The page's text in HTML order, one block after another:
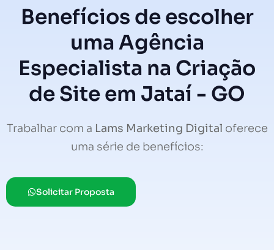
Benefícios de escolher
uma Agência
Especialista na Criação
de Site em Jataí - GO
Trabalhar com a Lams Marketing Digital oferece
uma série de benefícios:
Solicitar Proposta